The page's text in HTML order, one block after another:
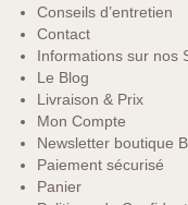
Conseils d’entretien
Contact
Informations sur nos
Le Blog
Livraison & Prix
Mon Compte
Newsletter boutique
Paiement sécurisé
Panier